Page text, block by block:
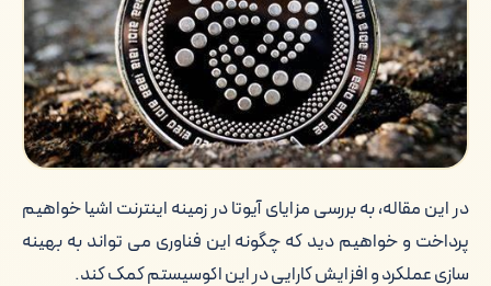
در این مقاله، به بررسی مزایای آیوتا در زمینه اینترنت اشیا خواهیم
پرداخت و خواهیم دید که چگونه این فناوری می تواند به بهینه
سازی عملکرد و افزایش کارایی در این اکوسیستم کمک کند.